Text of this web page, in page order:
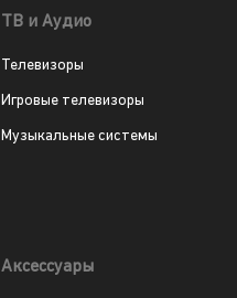
ТВ и Аудио
Телевизоры
Игровые телевизоры
Музыкальные системы
Аксессуары